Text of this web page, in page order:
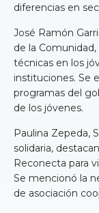
diferencias en
José Ramón
de la
técnicas en los
instituciones. Se
programas del
de los jóvenes.
Paulina Zepeda,
solidaria,
Reconecta para
Se mencionó la
de asociación